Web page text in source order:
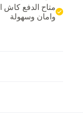
256GB
متاح الدفع كاش
وامان وسهولة